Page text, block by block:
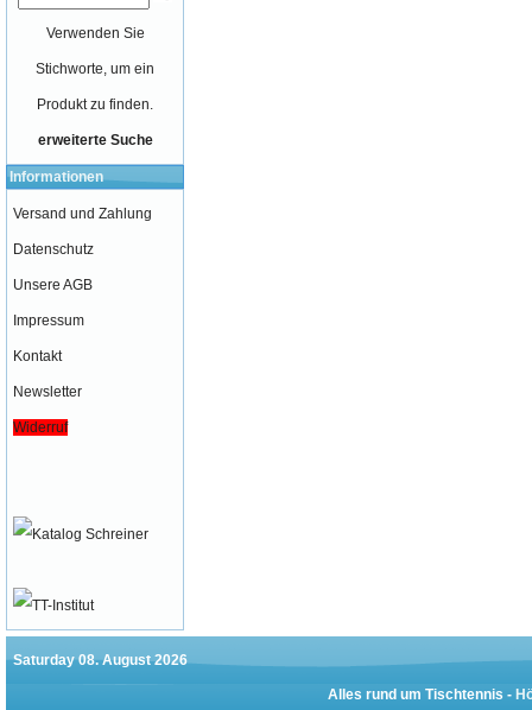
Verwenden Sie
Stichworte, um ein
Produkt zu finden.
erweiterte Suche
Informationen
Versand und Zahlung
Datenschutz
Unsere AGB
Impressum
Kontakt
Newsletter
Widerruf
Saturday 08. August 2026
Alles rund um Tischtennis -